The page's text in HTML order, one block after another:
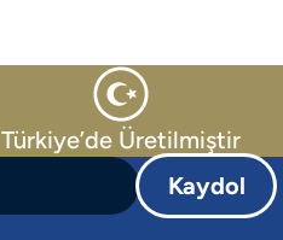
Türkiye’de Üretilmiştir
Kaydol